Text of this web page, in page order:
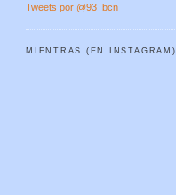
Tweets por @93_bcn
MIENTRAS (EN INSTAGRAM)